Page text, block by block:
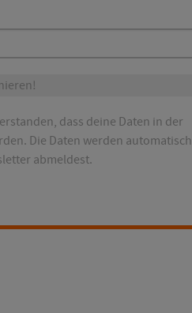
dass deine Daten in der
Die Daten werden automatisch
abmeldest.